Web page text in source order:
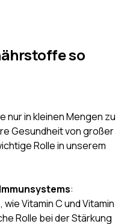
so
nur in kleinen Mengen zu
Gesundheit von großer
Rolle in unserem
:
Vitamin C und Vitamin
Rolle bei der Stärkung